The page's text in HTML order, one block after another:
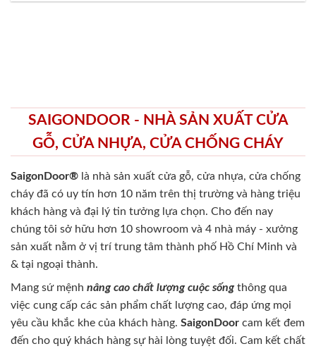
SAIGONDOOR - NHÀ SẢN XUẤT CỬA
GỖ, CỬA NHỰA, CỬA CHỐNG CHÁY
SaigonDoor® là nhà sản xuất cửa gỗ, cửa nhựa, cửa chống
cháy đã có uy tín hơn 10 năm trên thị trường và hàng triệu
khách hàng và đại lý tin tưởng lựa chọn. Cho đến nay
chúng tôi sở hữu hơn 10 showroom và 4 nhà máy - xưởng
sản xuất nằm ở vị trí trung tâm thành phố Hồ Chí Minh và
& tại ngoại thành.
Mang sứ mệnh nâng cao chất lượng cuộc sốngthông qua
việc cung cấp các sản phẩm chất lượng cao, đáp ứng mọi
yêu cầu khắc khe của khách hàng. SaigonDoor cam kết đem
đến cho quý khách hàng sự hài lòng tuyệt đối. Cam kết chất